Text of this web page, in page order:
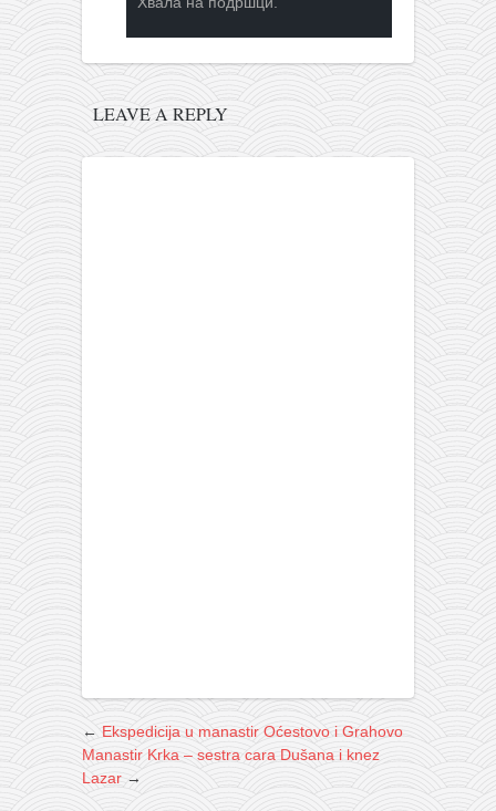
LEAVE A REPLY
← Ekspedicija u manastir Oćestovo i Grahovo
Manastir Krka – sestra cara Dušana i knez
Lazar →